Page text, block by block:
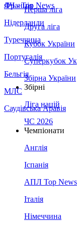
Франція
Нідерланди
Туреччина
Португалія
Бельгія
МЛС
Саудівська Аравія
ЛЧ - Top News
Перша ліга
Друга ліга
Кубок України
Суперкубок
Збірна України
Збірні
Ліга націй
ЧС 2026
Чемпіонати
Англія
Іспанія
АПЛ Top News
Італія
Німеччина